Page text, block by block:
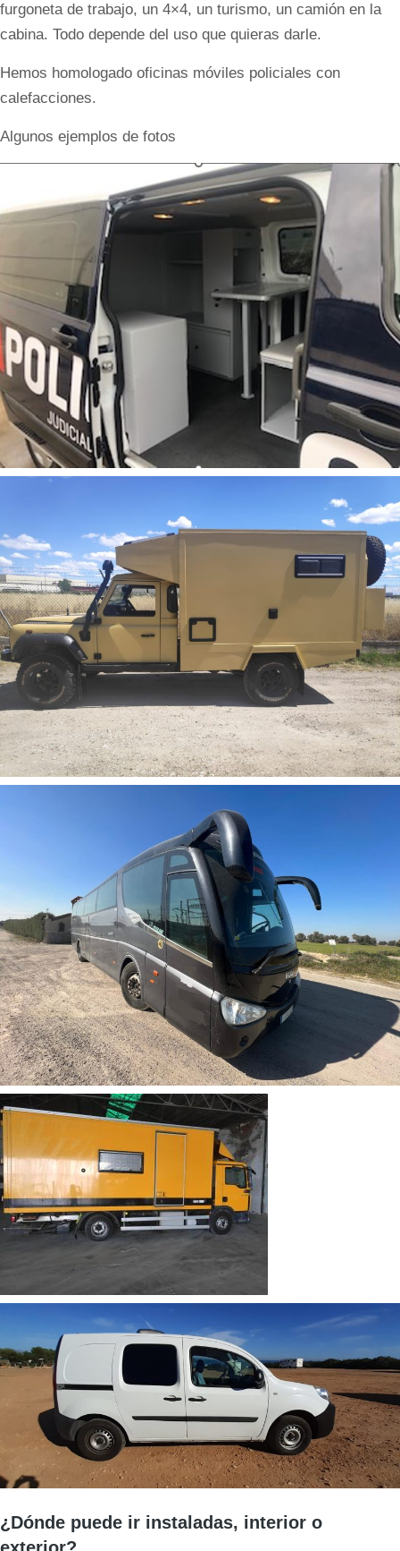
furgoneta de trabajo, un 4×4, un turismo, un camión en la
cabina. Todo depende del uso que quieras darle.
Hemos homologado oficinas móviles policiales con
calefacciones.
Algunos ejemplos de fotos
¿Dónde puede ir instaladas, interior o